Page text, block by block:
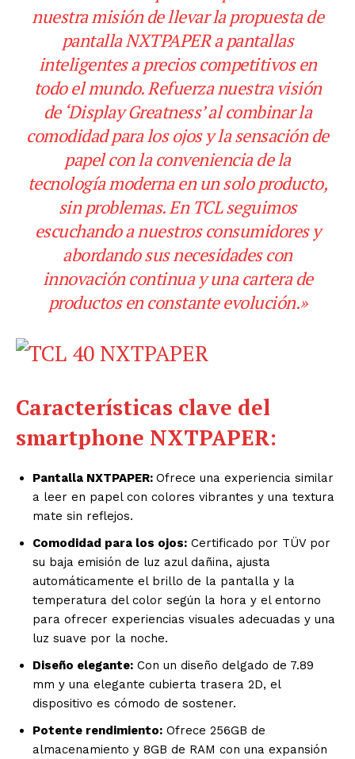
nuestra misión de llevar la propuesta de
pantalla NXTPAPER a pantallas
inteligentes a precios competitivos en
todo el mundo. Refuerza nuestra visión
de ‘Display Greatness’ al combinar la
comodidad para los ojos y la sensación de
papel con la conveniencia de la
tecnología moderna en un solo producto,
sin problemas. En TCL seguimos
escuchando a nuestros consumidores y
abordando sus necesidades con
innovación continua y una cartera de
productos en constante evolución.»
Características clave del
smartphone NXTPAPER:
Pantalla NXTPAPER: Ofrece una experiencia similar
a leer en papel con colores vibrantes y una textura
mate sin reflejos.
Comodidad para los ojos: Certificado por TÜV por
su baja emisión de luz azul dañina, ajusta
automáticamente el brillo de la pantalla y la
temperatura del color según la hora y el entorno
para ofrecer experiencias visuales adecuadas y una
luz suave por la noche.
Diseño elegante: Con un diseño delgado de 7.89
mm y una elegante cubierta trasera 2D, el
dispositivo es cómodo de sostener.
Potente rendimiento: Ofrece 256GB de
almacenamiento y 8GB de RAM con una expansión